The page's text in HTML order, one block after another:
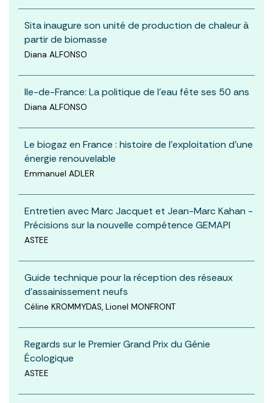
Sita inaugure son unité de production de chaleur à
partir de biomasse
Diana ALFONSO
Ile-de-France: La politique de l’eau fête ses 50 ans
Diana ALFONSO
Le biogaz en France : histoire de l’exploitation d’une
énergie renouvelable
Emmanuel ADLER
Entretien avec Marc Jacquet et Jean-Marc Kahan -
Précisions sur la nouvelle compétence GEMAPI
ASTEE
Guide technique pour la réception des réseaux
d’assainissement neufs
Céline KROMMYDAS, Lionel MONFRONT
Regards sur le Premier Grand Prix du Génie
Écologique
ASTEE